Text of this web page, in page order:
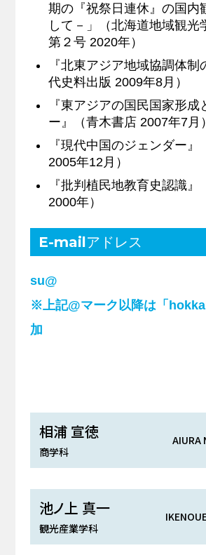
期の『祝祭日連休』の国内
して－」（北海道地域観光
第２号 2020年）
『北東アジア地域協調体制
代史料出版 2009年8月）
『東アジアの国民国家形成
ー』（青木書店 2007年7月）
『現代中国のジェンダー』
2005年12月）
『批判植民地教育史認識』
2000年）
E-mailアドレス
su@
※上記@マーク以降は「
加
相浦 宣徳
商学科
池ノ上 真一
観光産業学科